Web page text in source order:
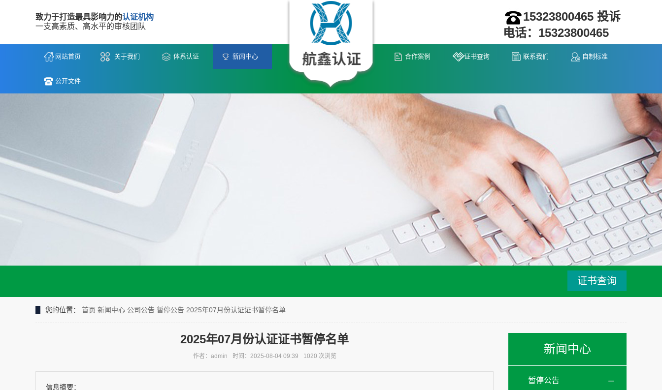
致力于打造最具影响力的认证机构
一支高素质、高水平的审核团队
15323800465 投诉
电话：15323800465
网站首页 关于我们 体系认证 新闻中心 合作案例 证书查询 联系我们 自制标准
公开文件
证书查询
您的位置： 首页 新闻中心 公司公告 暂停公告 2025年07月份认证证书暂停名单
新闻中心
暂停公告
2025年07月份认证证书暂停名单
作者：admin 时间：2025-08-04 09:39 1020 次浏览
信息摘要：